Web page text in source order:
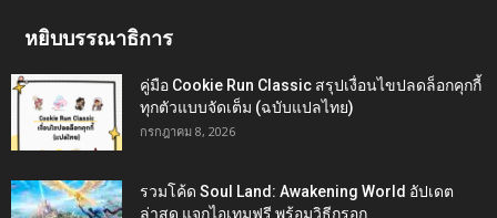
หยิบบรรณาธิการ
คู่มือ Cookie Run Classic สรุปเงื่อนไขปลดล็อกคุกกี้
ทุกตัวแบบจัดเต็ม (ฉบับแปลไทย)
กรกฎาคม 8, 2026
รวมโค้ด Soul Land: Awakening World อัปเดต
ล่าสุด แจกไอเทมฟรี พร้อมวิธีกรอก